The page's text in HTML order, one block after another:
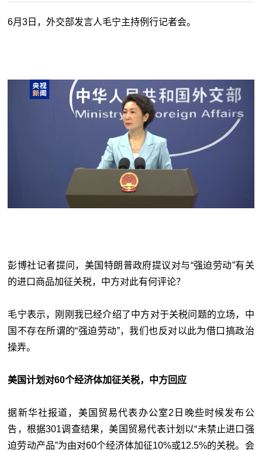
6月3日，外交部发言人毛宁主持例行记者会。
彭博社记者提问，美国特朗普政府提议对与“强迫劳动”有关
的进口商品加征关税，中方对此有何评论？
毛宁表示，刚刚我已经介绍了中方对于关税问题的立场，中
国不存在所谓的“强迫劳动”，我们也反对以此为借口搞政治
操弄。
美国计划对60个经济体加征关税，中方回应
据新华社报道，美国贸易代表办公室2日晚些时候发布公
告，根据301调查结果，美国贸易代表计划以“未禁止进口强
迫劳动产品”为由对60个经济体加征10%或12.5%的关税。会